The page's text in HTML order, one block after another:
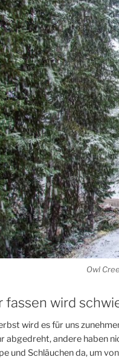
Owl
fassen wird
wird es für uns
abgedreht, andere haben
und Schläuchen da, um